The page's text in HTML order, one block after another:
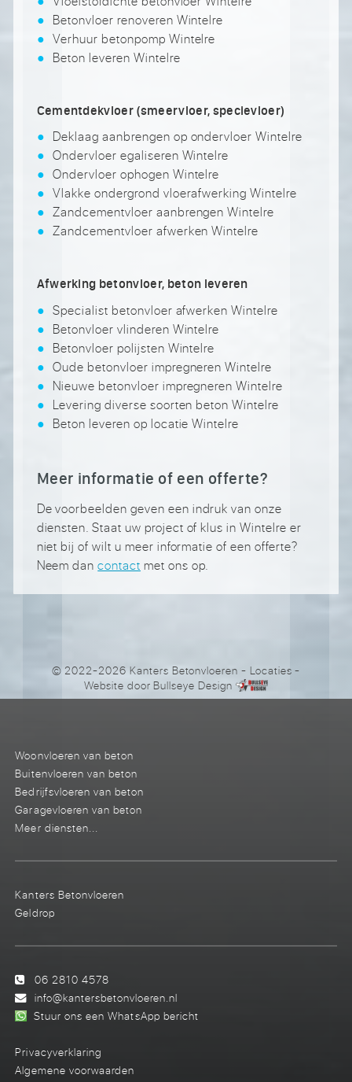
Betonvloer renoveren Wintelre
Verhuur betonpomp Wintelre
Beton leveren Wintelre
Cementdekvloer (smeervloer, specievloer)
Deklaag aanbrengen op ondervloer Wintelre
Ondervloer egaliseren Wintelre
Ondervloer ophogen Wintelre
Vlakke ondergrond vloerafwerking Wintelre
Zandcementvloer aanbrengen Wintelre
Zandcementvloer afwerken Wintelre
Afwerking betonvloer, beton leveren
Specialist betonvloer afwerken Wintelre
Betonvloer vlinderen Wintelre
Betonvloer polijsten Wintelre
Oude betonvloer impregneren Wintelre
Nieuwe betonvloer impregneren Wintelre
Levering diverse soorten beton Wintelre
Beton leveren op locatie Wintelre
Meer informatie of een offerte?
De voorbeelden geven een indruk van onze
diensten. Staat uw project of klus in Wintelre er
niet bij of wilt u meer informatie of een offerte?
Neem dancontact met ons op.
© 2022-2026 Kanters Betonvloeren - Locaties -
Website doorBullseye Design
Woonvloeren van beton
Buitenvloeren van beton
Bedrijfsvloeren van beton
Garagevloeren van beton
Meer diensten...
Kanters Betonvloeren
Geldrop
06 2810 4578
info@kantersbetonvloeren.nl
Stuur ons een WhatsApp bericht
Privacyverklaring
Algemene voorwaarden